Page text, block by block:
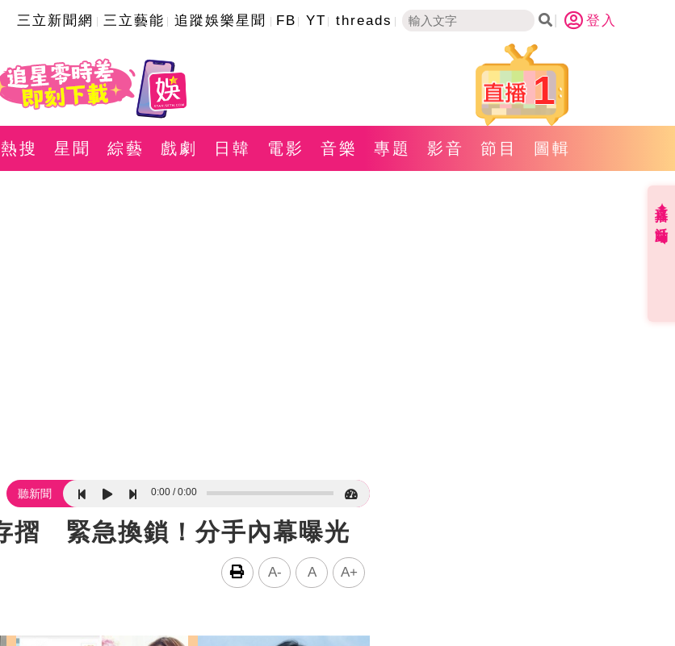
三立新聞網 三立藝能 追蹤娛樂星聞 FB YT threads 登入
1
熱搜 星聞 綜藝 戲劇 日韓 電影 音樂 專題 影音 節目 圖輯
聽新聞 0:00 0:00
摺 緊急換鎖！分手內幕曝光
A- A A+
直播✦活動